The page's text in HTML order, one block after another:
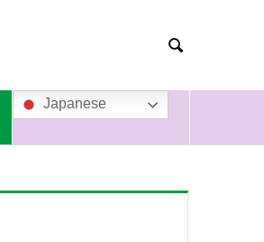

Japanese